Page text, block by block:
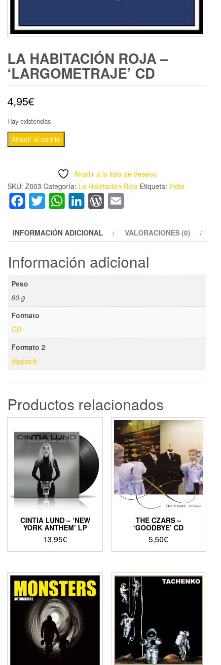
LA HABITACIÓN ROJA –
‘LARGOMETRAJE’ CD
4,95€
Hay existencias
LA
HABITACIÓN
'LARGOMETRAJE'
CD
cantidad
Añadir al carrito
Añadir a la lista de deseos
SKU: Z003 Categoría: La Habitación Roja Etiqueta: Indie
Facebook
Twitter
WhatsApp
LinkedIn
WordPress
INFORMACIÓN ADICIONAL VALORACIONES (0)
Información adicional
Peso
80 g
Formato
CD
Formato 2
digipack
Productos relacionados
CINTIA LUND – ‘NEW
YORK ANTHEM’ LP
13,95€
THE CZARS –
‘GOODBYE’ CD
5,50€